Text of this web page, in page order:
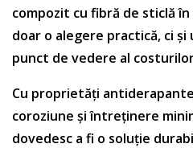
compozit cu fibră de sticlă
doar o alegere practică, ci
punct de vedere al
Cu proprietăți
coroziune și întreținere
dovedesc a fi o soluție